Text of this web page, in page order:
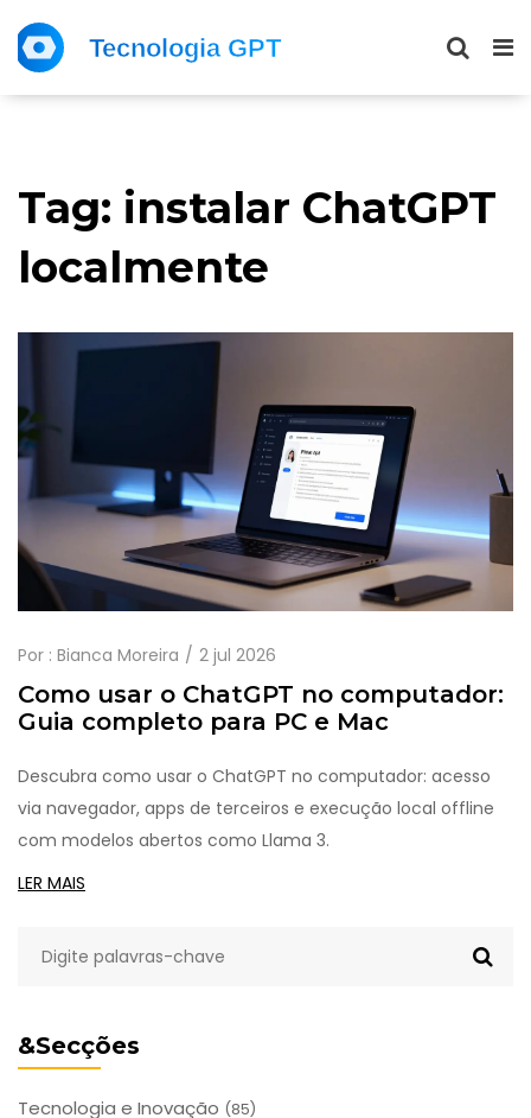
&Secções
Tecnologia e Inovação (85)
Tag: instalar ChatGPT
localmente
Por : Bianca Moreira 2 jul 2026
Como usar o ChatGPT no computador:
Guia completo para PC e Mac
Descubra como usar o ChatGPT no computador: acesso
via navegador, apps de terceiros e execução local offline
com modelos abertos como Llama 3.
LER MAIS